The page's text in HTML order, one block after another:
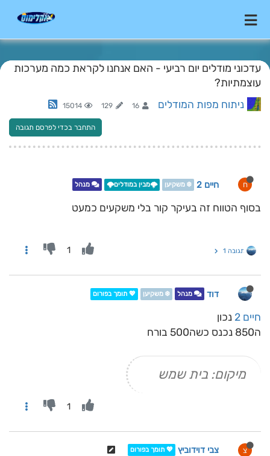
עדכוני מודלים יום רביעי - האם אנחנו לקראת כמה מערכות
עוצמתיות?
ניתוח מפות המודלים 16
129
15014
התחבר בכדי לפרסם תגובה
ח חיים 2 ❄️ משקיען 🌩️מבין במודלים🌩️ מנהל
בסוף הטווח זה בעיקר קור בלי משקעים כמעט
תגובה 1 1
דוד מנהל ❄️ משקיען 💖 תומך בפורום
חיים 2
נכון
ה850 נכנס כשה500 בורח
מיקום: בית שמש
1
צ צבי דוידוביץ 💖 תומך בפורום